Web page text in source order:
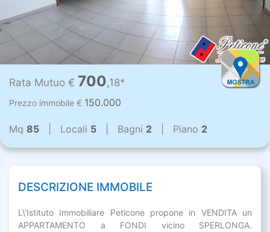
Rata Mutuo € 700,18*
Prezzo immobile € 150.000
Mq 85 | Locali 5 | Bagni 2 | Piano 2
DESCRIZIONE IMMOBILE
L\'Istituto Immobiliare Peticone propone in VENDITA un
APPARTAMENTO a FONDI vicino SPERLONGA.